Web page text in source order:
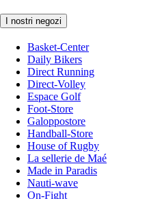
I nostri negozi
Basket-Center
Daily Bikers
Direct Running
Direct-Volley
Espace Golf
Foot-Store
Galoppostore
Handball-Store
House of Rugby
La sellerie de Maé
Made in Paradis
Nauti-wave
On-Fight